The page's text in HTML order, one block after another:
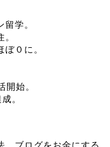
学。
０に。
始。
。